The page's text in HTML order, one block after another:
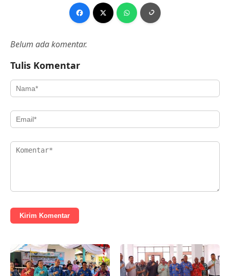
Belum ada komentar.
Tulis Komentar
Kirim Komentar